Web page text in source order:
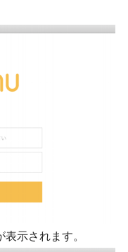
示されます。